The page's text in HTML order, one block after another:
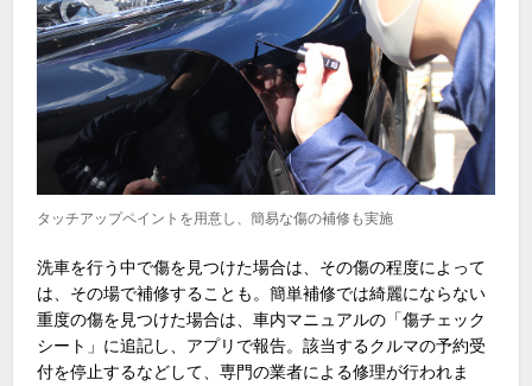
タッチアップペイントを用意し、簡易な傷の補修も実施
洗車を行う中で傷を見つけた場合は、その傷の程度によって
は、その場で補修することも。簡単補修では綺麗にならない
重度の傷を見つけた場合は、車内マニュアルの「傷チェック
シート」に追記し、アプリで報告。該当するクルマの予約受
付を停止するなどして、専門の業者による修理が行われま